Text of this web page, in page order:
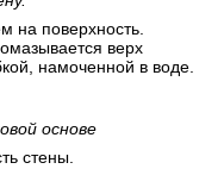
на поверхность.
верх
намоченной в воде.
основе
стены.